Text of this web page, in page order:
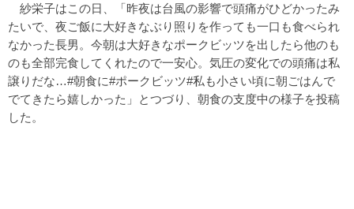
紗栄子はこの日、「昨夜は台風の影響で頭痛がひどかったみ
たいで、夜ご飯に大好きなぶり照りを作っても一口も食べられ
なかった長男。今朝は大好きなポークビッツを出したら他のも
のも全部完食してくれたので一安心。気圧の変化での頭痛は私
譲りだな…#朝食に#ポークビッツ#私も小さい頃に朝ごはんで
でてきたら嬉しかった」とつづり、朝食の支度中の様子を投稿
した。